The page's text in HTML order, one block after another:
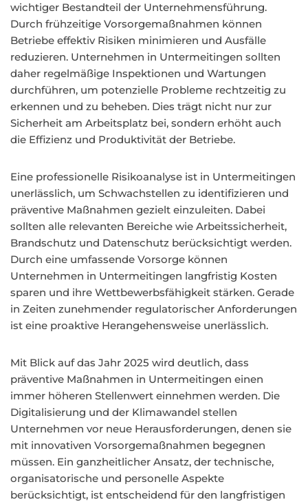
wichtiger Bestandteil der Unternehmensführung.
Durch frühzeitige Vorsorgemaßnahmen können
Betriebe effektiv Risiken minimieren und Ausfälle
reduzieren. Unternehmen in Untermeitingen sollten
daher regelmäßige Inspektionen und Wartungen
durchführen, um potenzielle Probleme rechtzeitig zu
erkennen und zu beheben. Dies trägt nicht nur zur
Sicherheit am Arbeitsplatz bei, sondern erhöht auch
die Effizienz und Produktivität der Betriebe.
Eine professionelle Risikoanalyse ist in Untermeitingen
unerlässlich, um Schwachstellen zu identifizieren und
präventive Maßnahmen gezielt einzuleiten. Dabei
sollten alle relevanten Bereiche wie Arbeitssicherheit,
Brandschutz und Datenschutz berücksichtigt werden.
Durch eine umfassende Vorsorge können
Unternehmen in Untermeitingen langfristig Kosten
sparen und ihre Wettbewerbsfähigkeit stärken. Gerade
in Zeiten zunehmender regulatorischer Anforderungen
ist eine proaktive Herangehensweise unerlässlich.
Mit Blick auf das Jahr 2025 wird deutlich, dass
präventive Maßnahmen in Untermeitingen einen
immer höheren Stellenwert einnehmen werden. Die
Digitalisierung und der Klimawandel stellen
Unternehmen vor neue Herausforderungen, denen sie
mit innovativen Vorsorgemaßnahmen begegnen
müssen. Ein ganzheitlicher Ansatz, der technische,
organisatorische und personelle Aspekte
berücksichtigt, ist entscheidend für den langfristigen